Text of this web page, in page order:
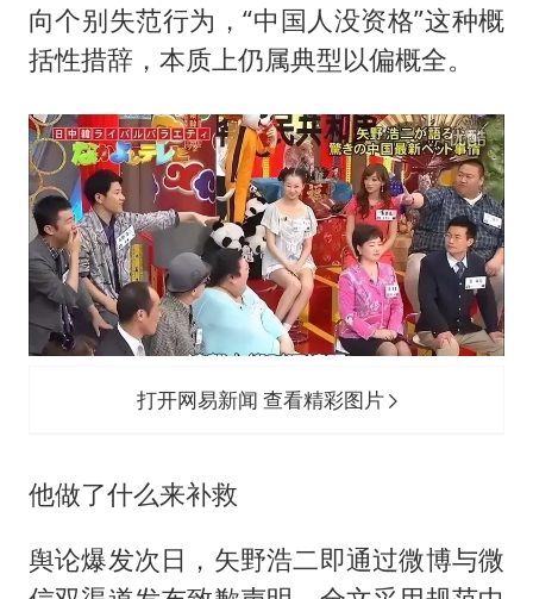
向个别失范行为，“中国人没资格”这种概
括性措辞，本质上仍属典型以偏概全。
打开网易新闻 查看精彩图片
他做了什么来补救
舆论爆发次日，矢野浩二即通过微博与微